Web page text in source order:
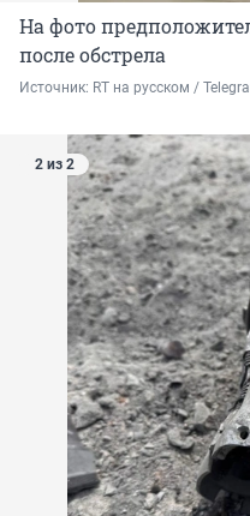
На фото
после обстрела
Источник: RT на русском /
2 из 2